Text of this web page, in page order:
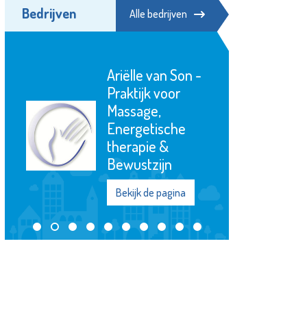
Bedrijven Alle bedrijven
Ariëlle van Son -
Praktijk voor
Massage,
Energetische
therapie &
Bewustzijn
Bekijk de pagina